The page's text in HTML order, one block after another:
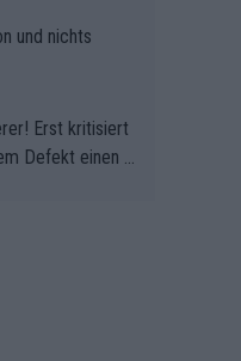
und nichts
Erst kritisiert
Defekt einen r